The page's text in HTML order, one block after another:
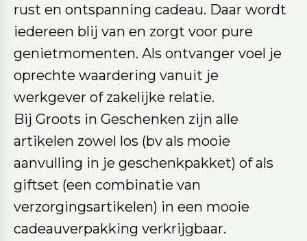
rust en ontspanning cadeau. Daar wordt
iedereen blij van en zorgt voor pure
genietmomenten. Als ontvanger voel je
oprechte waardering vanuit je
werkgever of zakelijke relatie.
Bij Groots in Geschenken zijn alle
artikelen zowel los (bv als mooie
aanvulling in je geschenkpakket) of als
giftset (een combinatie van
verzorgingsartikelen) in een mooie
cadeauverpakking verkrijgbaar.